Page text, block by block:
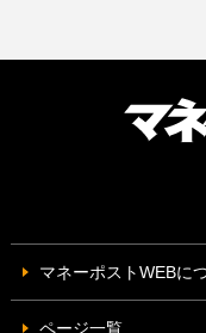
マネーポストWEBに
ページ一覧